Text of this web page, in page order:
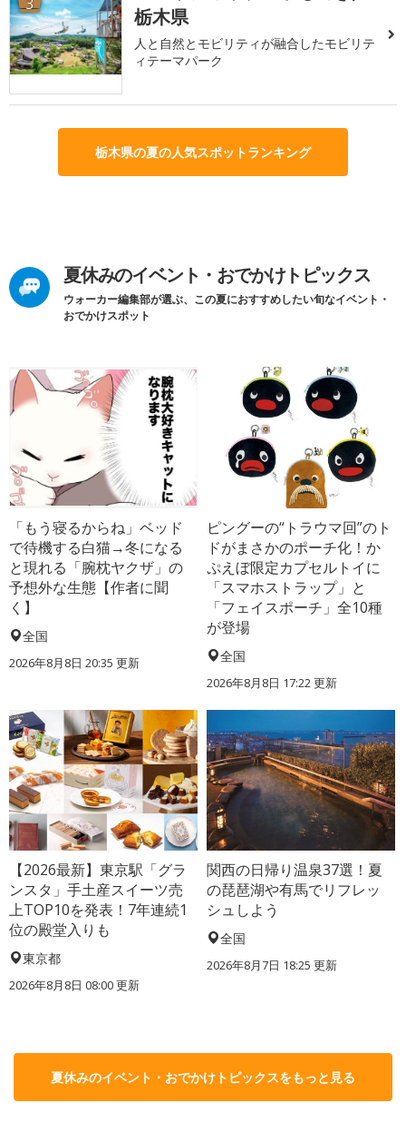
栃木県
人と自然とモビリティが融合したモビリテ
ィテーマパーク
栃木県の夏の人気スポットランキング
夏休みのイベント・おでかけトピックス
ウォーカー編集部が選ぶ、この夏におすすめしたい旬なイベント・
おでかけスポット
「もう寝るからね」ベッド
で待機する白猫→冬になる
と現れる「腕枕ヤクザ」の
予想外な生態【作者に聞
く】
全国
2026年8月8日 20:35 更新
ピングーの“トラウマ回”のト
ドがまさかのポーチ化！か
ぷえぼ限定カプセルトイに
「スマホストラップ」と
「フェイスポーチ」全10種
が登場
全国
2026年8月8日 17:22更新
【2026最新】東京駅「グラ
ンスタ」手土産スイーツ売
上TOP10を発表！7年連続1
位の殿堂入りも
東京都
2026年8月8日 08:00更新
関西の日帰り温泉37選！夏
の琵琶湖や有馬でリフレッ
シュしよう
全国
2026年8月7日 18:25 更新
夏休みのイベント・おでかけトピックスをもっと見る